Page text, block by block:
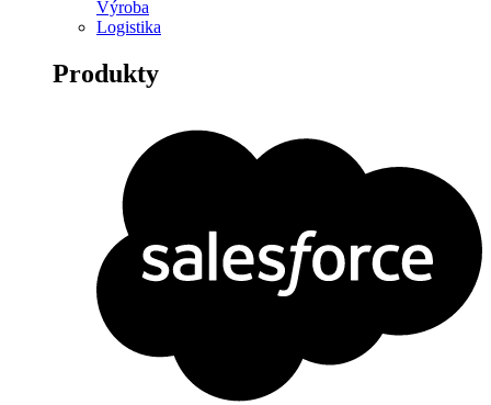
Výroba
Logistika
Produkty